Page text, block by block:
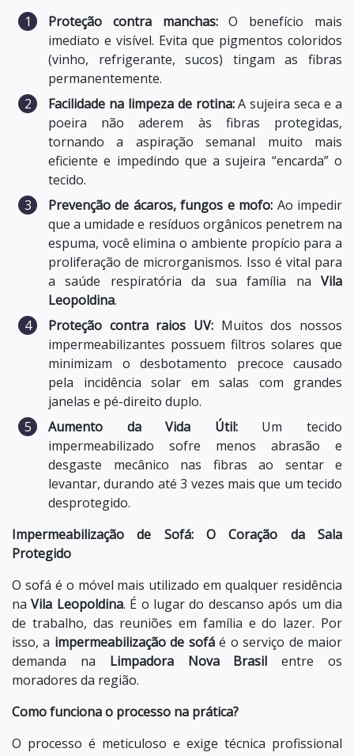
Proteção contra manchas:O benefício mais
imediato e visível. Evita que pigmentos coloridos
(vinho, refrigerante, sucos) tingam as fibras
permanentemente.
Facilidade na limpeza de rotina:A sujeira seca e a
poeira não aderem às fibras protegidas,
tornando a aspiração semanal muito mais
eficiente e impedindo que a sujeira “encarda” o
tecido.
Prevenção de ácaros, fungos e mofo: Ao impedir
que a umidade e resíduos orgânicos penetrem na
espuma, você elimina o ambiente propício para a
proliferação de microrganismos. Isso é vital para
a saúde respiratória da sua família na Vila
Leopoldina.
Proteção contra raios UV: Muitos dos nossos
impermeabilizantes possuem filtros solares que
minimizam o desbotamento precoce causado
pela incidência solar em salas com grandes
janelas e pé-direito duplo.
Aumento da Vida Útil:Um tecido
impermeabilizado sofre menos abrasão e
desgaste mecânico nas fibras ao sentar e
levantar, durando até 3 vezes mais que um tecido
desprotegido.
Impermeabilização de Sofá: O Coração da Sala
Protegido
O sofá é o móvel mais utilizado em qualquer residência
naVila Leopoldina. É o lugar do descanso após um dia
de trabalho, das reuniões em família e do lazer. Por
isso, a impermeabilização de sofáé o serviço de maior
demanda na Limpadora Nova Brasil entre os
moradores da região.
Como funciona o processo na prática?
O processo é meticuloso e exige técnica profissional